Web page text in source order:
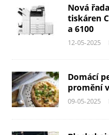
Nová
tiskáren
a 6100
12-05-2025
Domácí
promění
09-05-2025